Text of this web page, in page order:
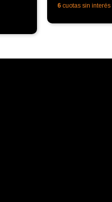
6 cuotas sin